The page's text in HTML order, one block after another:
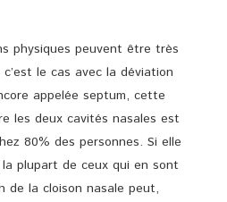
physiques peuvent être très
le cas avec la déviation
appelée septum, cette
les deux cavités nasales est
80% des personnes. Si elle
plupart de ceux qui en sont
de la cloison nasale peut,